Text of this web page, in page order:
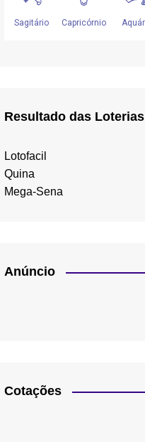
Resultado das Loterias
Lotofacil
Quina
Mega-Sena
Anúncio
Cotações